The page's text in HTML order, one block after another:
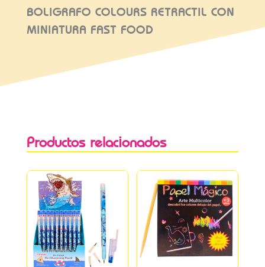
BOLIGRAFO COLOURS RETRACTIL CON
MINIATURA FAST FOOD
Productos relacionados